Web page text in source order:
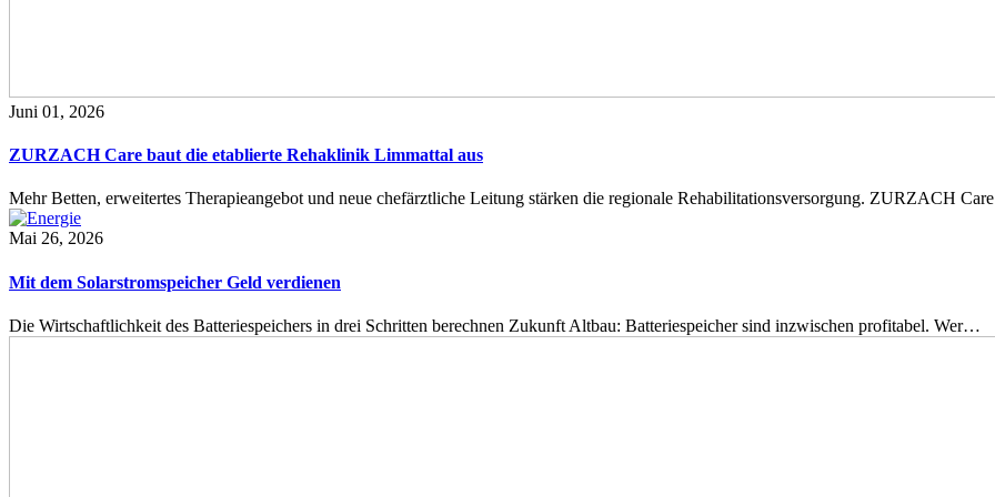
Juni 01, 2026
ZURZACH Care baut die etablierte Rehaklinik Limmattal aus
Mehr Betten, erweitertes Therapieangebot und neue chefärztliche Leitung stärken die regionale Rehabilitationsversorgung. ZURZACH
Mai 26, 2026
Mit dem Solarstromspeicher Geld verdienen
Die Wirtschaftlichkeit des Batteriespeichers in drei Schritten berechnen Zukunft Altbau: Batteriespeicher sind inzwischen profitabel. Wer…